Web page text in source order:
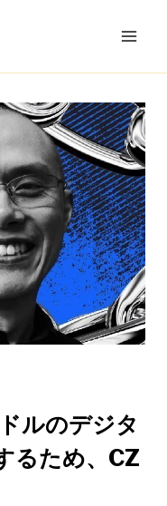
ルのデジタ
るため、CZ